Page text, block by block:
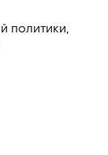
политики,